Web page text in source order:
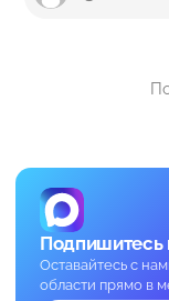
Подпишитесь
Оставайтесь с
области прямо в